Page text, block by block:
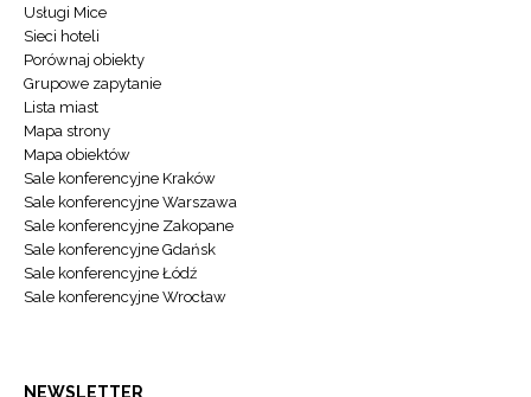
Usługi Mice
Sieci hoteli
Porównaj obiekty
Grupowe zapytanie
Lista miast
Mapa strony
Mapa obiektów
Sale konferencyjne Kraków
Sale konferencyjne Warszawa
Sale konferencyjne Zakopane
Sale konferencyjne Gdańsk
Sale konferencyjne Łódź
Sale konferencyjne Wrocław
NEWSLETTER